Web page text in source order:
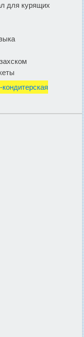
для курящих